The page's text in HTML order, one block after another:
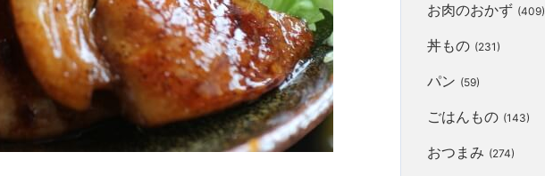
お肉のおかず (409)
丼もの (231)
パン (59)
ごはんもの (143)
おつまみ (274)